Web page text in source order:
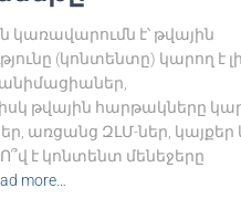
կառավարումն է՝ թվային
(կոնտենտը) կարող է
անիմացիաներ,
թվային հարթակները
առցանց ԶԼՄ-ներ, կայքեր
Ո՞վ է կոնտենտ մենեջերը
more…